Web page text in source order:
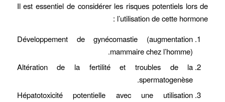
Il est essentiel de considérer les risques potentiels lors de
l’utilisation de cette hormone :
Développement de gynécomastie (augmentation
mammaire chez l’homme).
Altération de la fertilité et troubles de la
spermatogenèse.
Hépatotoxicité potentielle avec une utilisation